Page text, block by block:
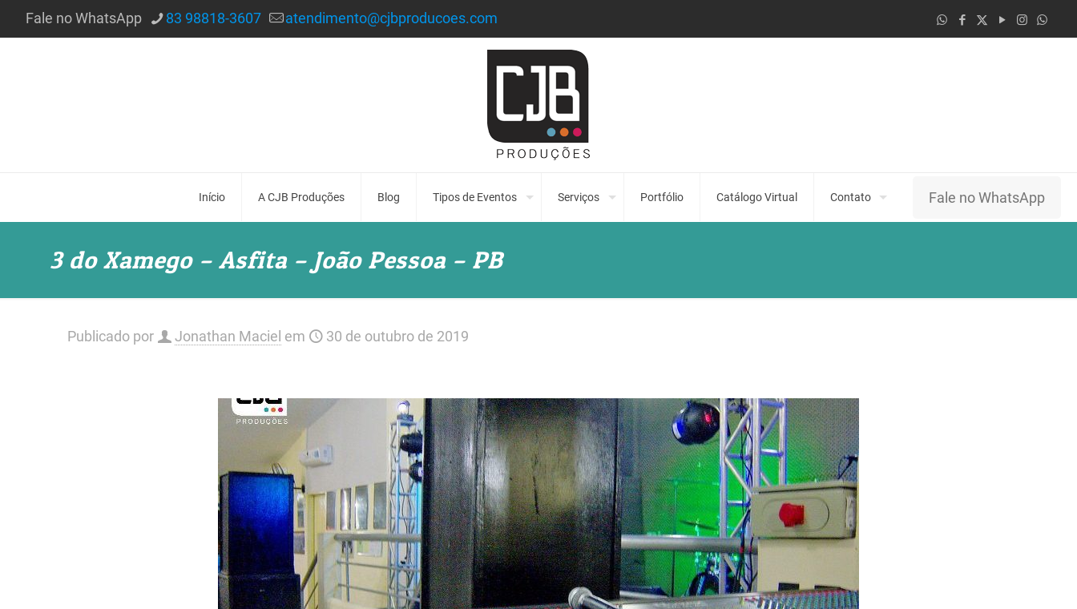
Fale no WhatsApp 83 98818-3607 atendimento@cjbproducoes.com
Início A CJB Produções Blog Tipos de Eventos Serviços Portfólio Catálogo Virtual Contato Fale no WhatsApp
3 do Xamego – Asfita – João Pessoa – PB
Publicado por Jonathan Maciel em 30 de outubro de 2019